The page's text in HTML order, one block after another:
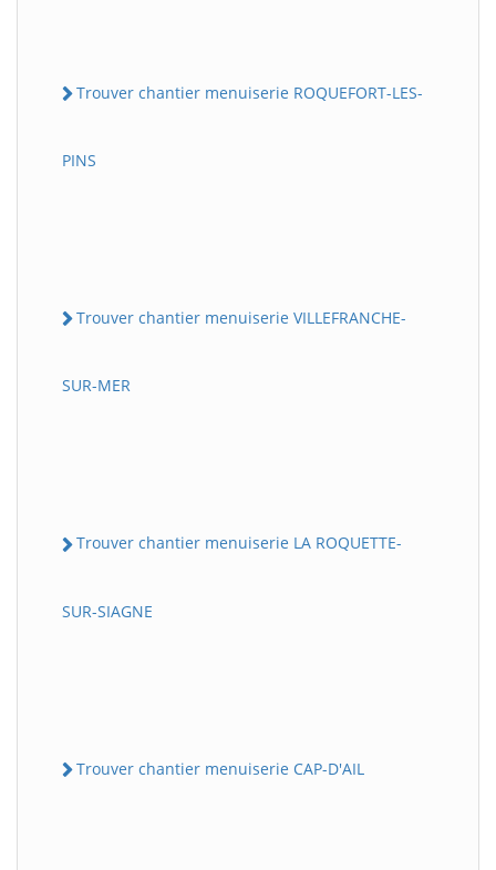
Trouver chantier menuiserie ROQUEFORT-LES-
PINS
Trouver chantier menuiserie VILLEFRANCHE-
SUR-MER
Trouver chantier menuiserie LA ROQUETTE-
SUR-SIAGNE
Trouver chantier menuiserie CAP-D'AIL